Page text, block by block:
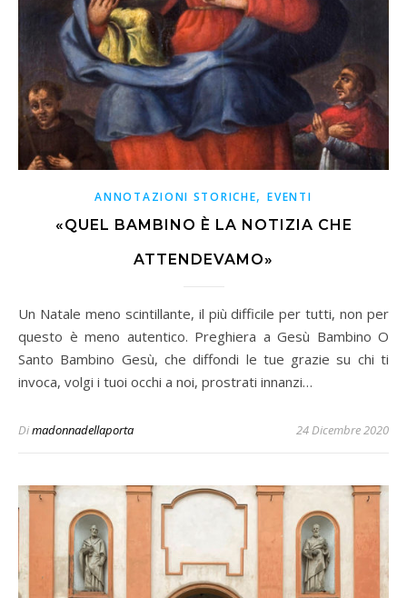
ANNOTAZIONI STORICHE,EVENTI
«QUEL BAMBINO È LA NOTIZIA CHE
ATTENDEVAMO»
Un Natale meno scintillante, il più difficile per tutti, non per
questo è meno autentico. Preghiera a Gesù Bambino O
Santo Bambino Gesù, che diffondi le tue grazie su chi ti
invoca, volgi i tuoi occhi a noi, prostrati innanzi…
Dimadonnadellaporta 24 Dicembre 2020